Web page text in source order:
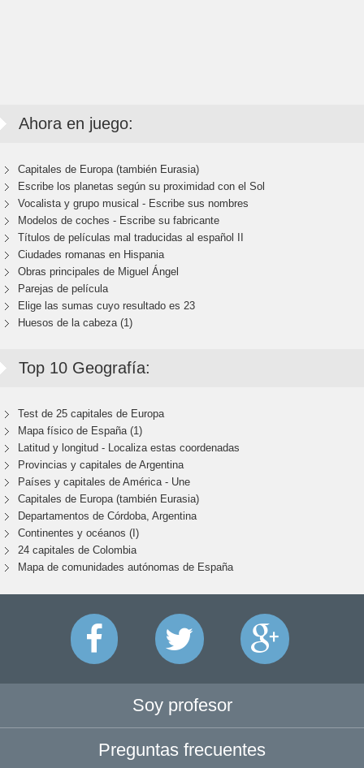
Ahora en juego:
Capitales de Europa (también Eurasia)
Escribe los planetas según su proximidad con el Sol
Vocalista y grupo musical - Escribe sus nombres
Modelos de coches - Escribe su fabricante
Títulos de películas mal traducidas al español II
Ciudades romanas en Hispania
Obras principales de Miguel Ángel
Parejas de película
Elige las sumas cuyo resultado es 23
Huesos de la cabeza (1)
Top 10 Geografía:
Test de 25 capitales de Europa
Mapa físico de España (1)
Latitud y longitud - Localiza estas coordenadas
Provincias y capitales de Argentina
Países y capitales de América - Une
Capitales de Europa (también Eurasia)
Departamentos de Córdoba, Argentina
Continentes y océanos (I)
24 capitales de Colombia
Mapa de comunidades autónomas de España
Soy profesor
Preguntas frecuentes